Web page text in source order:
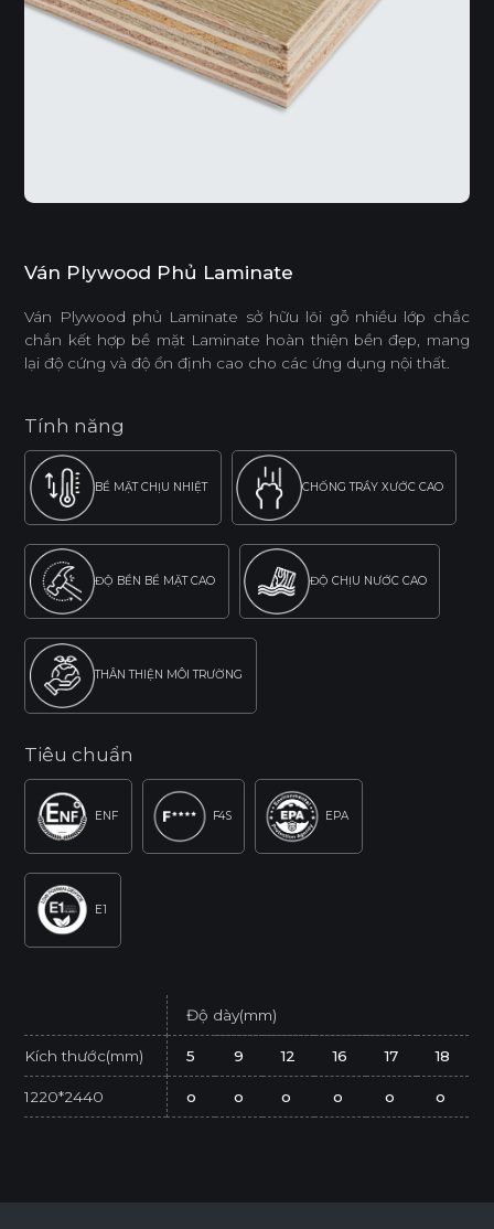
Ván Plywood Phủ Laminate
Ván Plywood phủ Laminate sở hữu lõi gỗ nhiều lớp chắc
chắn kết hợp bề mặt Laminate hoàn thiện bền đẹp, mang
lại độ cứng và độ ổn định cao cho các ứng dụng nội thất.
Tính năng
BỀ MẶT CHỊU NHIỆT CHỐNG TRẦY XƯỚC CAO
ĐỘ BỀN BỀ MẶT CAO ĐỘ CHỊU NƯỚC CAO
THÂN THIỆN MÔI TRƯỜNG
Tiêu chuẩn
ENF F4S EPA
E1
Độ dày(mm)
Kích thước(mm) 5 9 12 16 17 18
1220*2440 o o o o o o